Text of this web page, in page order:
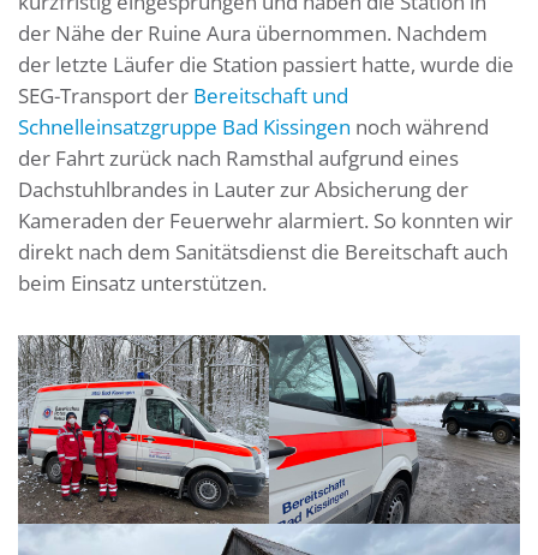
der Nähe der Ruine Aura übernommen. Nachdem
der letzte Läufer die Station passiert hatte, wurde die
SEG-Transport der Bereitschaft und
Schnelleinsatzgruppe Bad Kissingen noch während
der Fahrt zurück nach Ramsthal aufgrund eines
Dachstuhlbrandes in Lauter zur Absicherung der
Kameraden der Feuerwehr alarmiert. So konnten wir
direkt nach dem Sanitätsdienst die Bereitschaft auch
beim Einsatz unterstützen.